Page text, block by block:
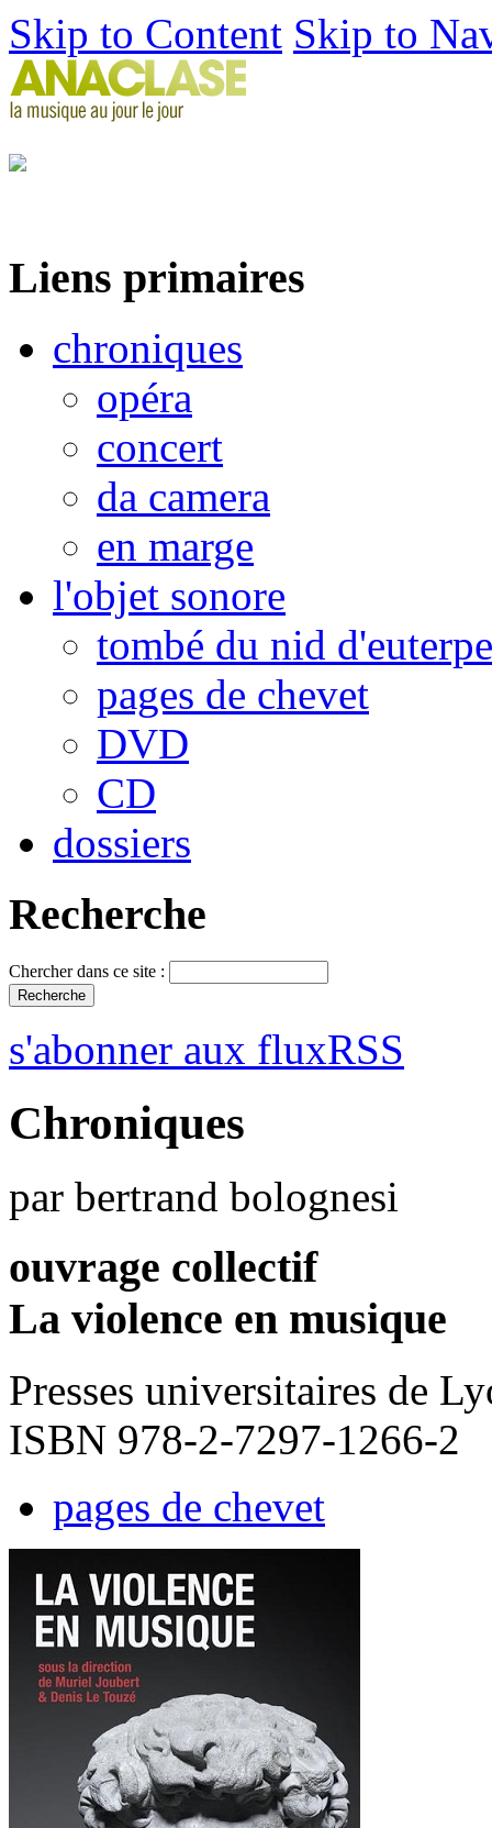
Skip to Content Skip to
Liens primaires
chroniques
opéra
concert
da camera
en marge
l'objet sonore
tombé du nid d'euterpe
pages de chevet
DVD
CD
dossiers
Recherche
Chercher dans ce site :
s'abonner aux fluxRSS
Chroniques
par bertrand bolognesi
ouvrage collectif
La violence en musique
Presses universitaires de
ISBN 978-2-7297-1266-2
pages de chevet